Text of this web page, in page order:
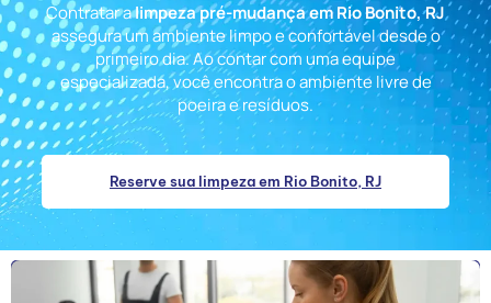
Contratar alimpeza pré-mudança em Rio Bonito, RJ
assegura um ambiente limpo e confortável desde o
primeiro dia. Ao contar com uma equipe
especializada, você encontra o ambiente livre de
poeira e resíduos.
Reserve sua limpeza em Rio Bonito, RJ